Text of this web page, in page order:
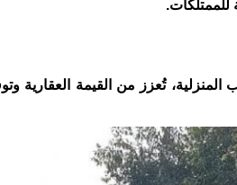
للممتلكات.
تُعزز من القيمة العقارية